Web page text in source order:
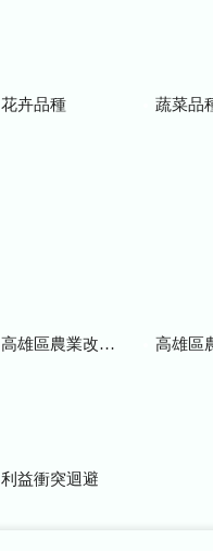
花卉品種 蔬菜品
高雄區農業改良場年報 高雄區
利益衝突迴避